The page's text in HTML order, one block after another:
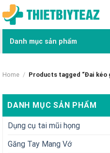
Danh mục sản phẩm
Home / Products tagged “Đai kéo
DANH MỤC SẢN PHẨM
Dụng cụ tai mũi họng
Găng Tay Mang Vớ